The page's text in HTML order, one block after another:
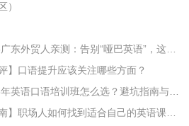
）
必克英语效果怎么样？2026广东外贸人亲测：告别“哑巴英语”，这才是成年人最高效的自救指南！
】口语提升应该关注哪些方面？
实测厦门机构后讲讲：2026年英语口语培训班怎么选？避坑指南与高效学习新范式
【上海成人英语机构选择指南】职场人如何找到适合自己的英语课程？